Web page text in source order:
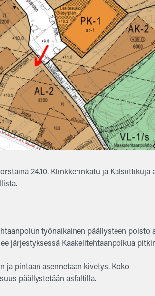
24.10. Klinkkerinkatu ja Kalsiittikuja
työnaikainen päällysteen poisto
järjestyksessä Kaakelitehtaanpolkua
ja pintaan asennetaan kivetys. Koko
päällystetään asfaltilla.